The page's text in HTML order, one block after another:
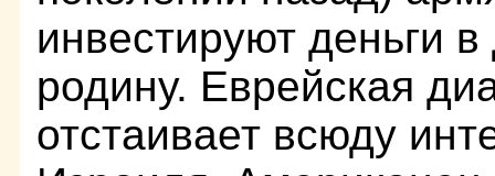
инвестируют деньги
родину. Еврейская
отстаивает всюду